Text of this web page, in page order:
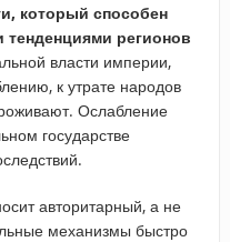
который способен
регионов
власти империи,
к утрате народов
Ослабление
государстве
авторитарный, а не
механизмы быстро